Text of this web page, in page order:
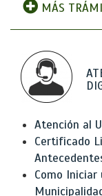
MÁS
Atención al
Certificado
Como Iniciar